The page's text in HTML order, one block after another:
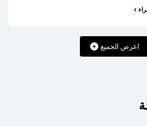
اعرض الجميع